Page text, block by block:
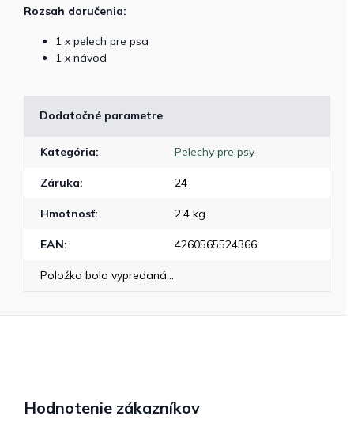
Rozsah doručenia:
1 x pelech pre psa
1 x návod
Dodatočné parametre
Kategória: Pelechy pre psy
Záruka: 24
Hmotnosť: 2.4 kg
EAN: 4260565524366
Položka bola vypredaná…
Hodnotenie zákazníkov